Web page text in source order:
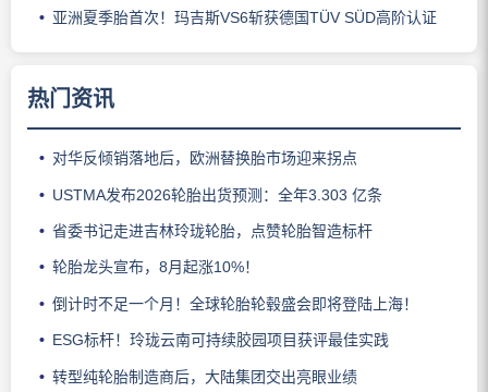
亚洲夏季胎首次！玛吉斯VS6斩获德国TÜV SÜD高阶认证
热门资讯
对华反倾销落地后，欧洲替换胎市场迎来拐点
USTMA发布2026轮胎出货预测：全年3.303 亿条
省委书记走进吉林玲珑轮胎，点赞轮胎智造标杆
轮胎龙头宣布，8月起涨10%！
倒计时不足一个月！全球轮胎轮毂盛会即将登陆上海！
ESG标杆！玲珑云南可持续胶园项目获评最佳实践
转型纯轮胎制造商后，大陆集团交出亮眼业绩